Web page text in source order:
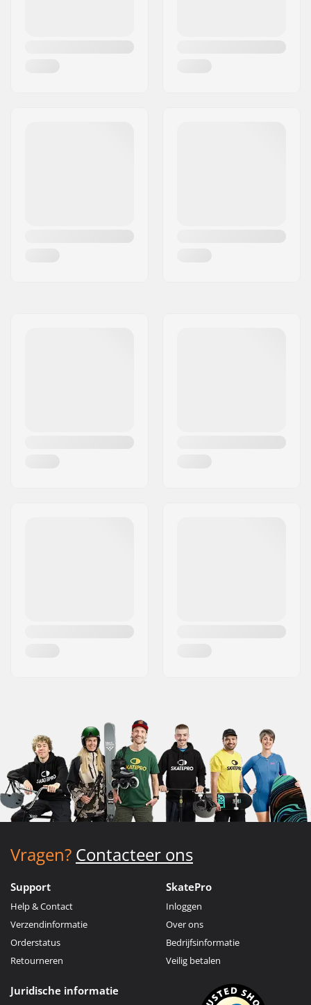
Vragen? Contacteer ons
Support
Help & Contact
Verzendinformatie
Orderstatus
Retourneren
SkatePro
Inloggen
Over ons
Bedrijfsinformatie
Veilig betalen
Juridische informatie